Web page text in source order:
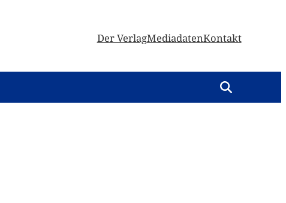
Der VerlagMediadatenKontakt